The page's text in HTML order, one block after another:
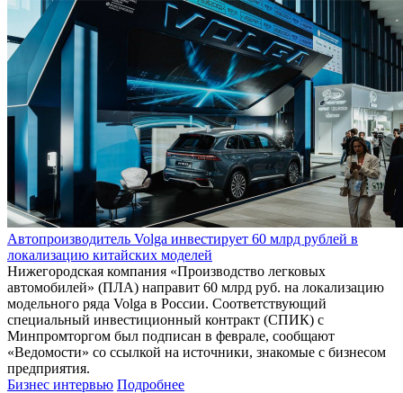
Автопроизводитель Volga инвестирует 60 млрд рублей в
локализацию китайских моделей
Нижегородская компания «Производство легковых
автомобилей» (ПЛА) направит 60 млрд руб. на локализацию
модельного ряда Volga в России. Соответствующий
специальный инвестиционный контракт (СПИК) с
Минпромторгом был подписан в феврале, сообщают
«Ведомости» со ссылкой на источники, знакомые с бизнесом
предприятия.
Бизнес интервью Подробнее